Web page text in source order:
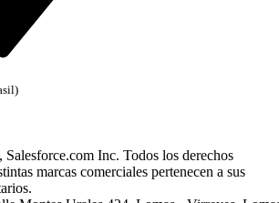
No hay resultados
Inc. Todos los derechos
marcas comerciales pertenecen a sus